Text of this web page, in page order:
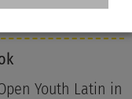
Youth Latin in